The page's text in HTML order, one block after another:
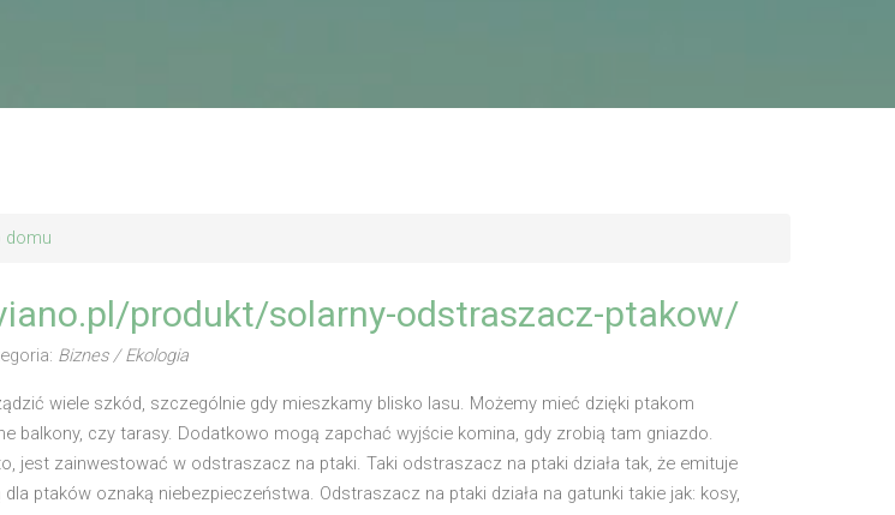
domu
produkt/solarny-odstraszacz-ptakow/
Biznes / Ekologia
wiele szkód, szczególnie gdy mieszkamy blisko lasu. Możemy mieć dzięki ptakom
balkony, czy tarasy. Dodatkowo mogą zapchać wyjście komina, gdy zrobią tam gniazdo.
jest zainwestować w odstraszacz na ptaki. Taki odstraszacz na ptaki działa tak, że emituje
dla ptaków oznaką niebezpieczeństwa. Odstraszacz na ptaki działa na gatunki takie jak: kosy,